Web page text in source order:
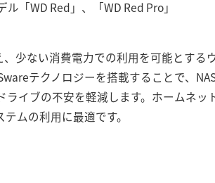
「WD Red」、「WD Red Pro」
少ない消費電力での利用を可能とする
テクノロジーを搭載することで、
イブの不安を軽減します。ホームネッ
ムの利用に最適です。